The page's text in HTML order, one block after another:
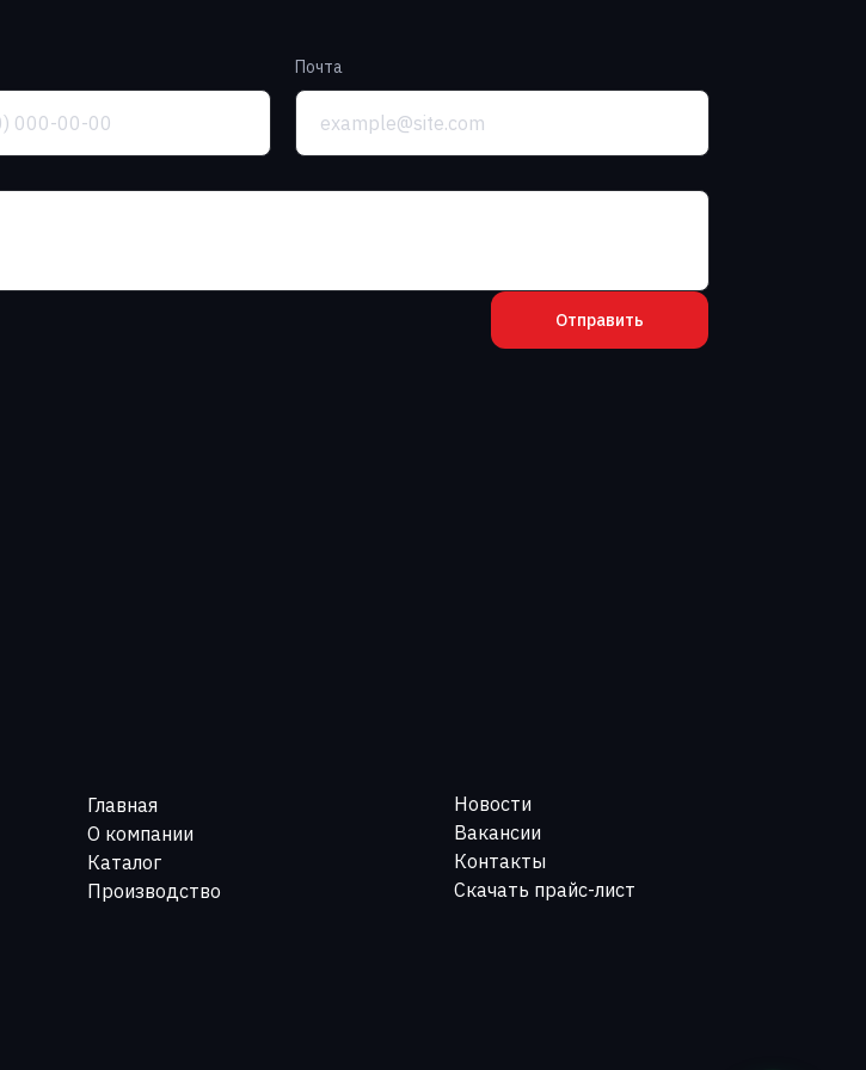
Почта
Отправить
Новости
Вакансии
Контакты
Скачать прайс-лист
Главная
О компании
Каталог
Производство